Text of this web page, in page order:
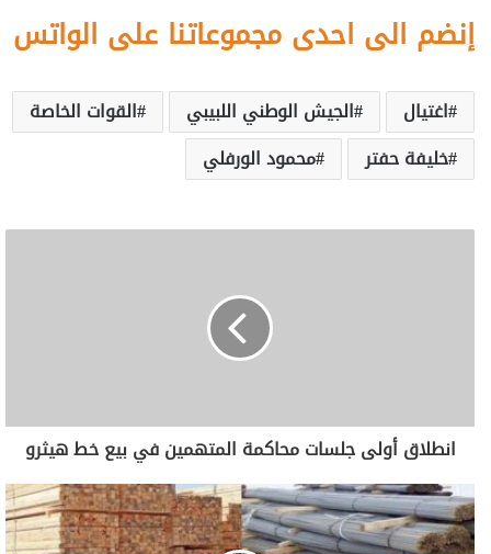
إنضم الى احدى مجموعاتنا على الواتس
اغتيال الجيش الوطني اللبيبي
القوات الخاصة
خليفة حفتر
محمود الورفلي
انطلاق أولى جلسات محاكمة المتهمين في بيع خط هيثرو